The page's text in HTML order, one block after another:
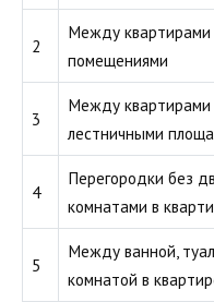
2
Между
помещениями
3
Между квартирами
лестничными
4
Перегородки без
комнатами в
5
Между ванной,
комнатой в